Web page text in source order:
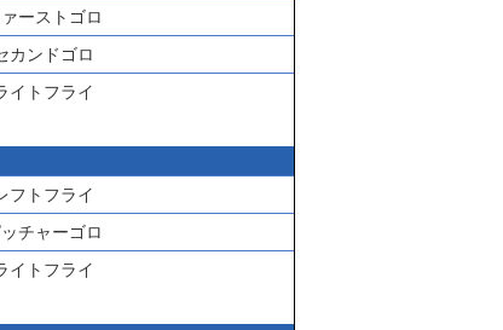
ーストゴロ
カンドゴロ
イトフライ
フトフライ
チャーゴロ
イトフライ